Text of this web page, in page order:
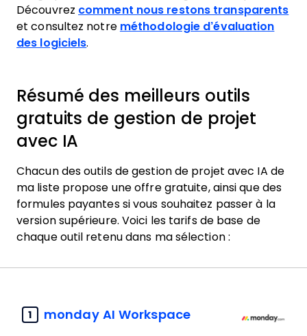
Découvrez comment nous restons transparents
et consultez notre méthodologie d’évaluation
des logiciels.
Résumé des meilleurs outils
gratuits de gestion de projet
avec IA
Chacun des outils de gestion de projet avec IA de
ma liste propose une offre gratuite, ainsi que des
formules payantes si vous souhaitez passer à la
version supérieure. Voici les tarifs de base de
chaque outil retenu dans ma sélection :
1 monday AI Workspace